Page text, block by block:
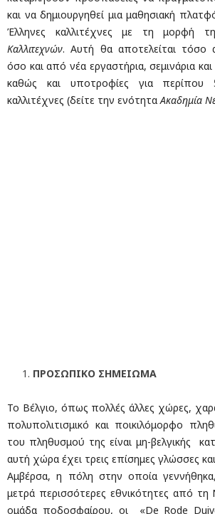
και να δημιουργηθεί μια μαθησιακή
Έλληνες καλλιτέχνες με τη μορφή
Καλλιτεχνών. Αυτή θα αποτελείται
όσο και από νέα εργαστήρια, σεμινάρια και
καθώς και υποτροφίες για περίπου
καλλιτέχνες (δείτε την ενότηταΑκαδημία
ΠΡΟΣΩΠΙΚΟ ΣΗΜΕΙΩΜΑ
Το Βέλγιο, όπως πολλές άλλες χώρες,
πολυπολιτισμικό και ποικιλόμορφο
του πληθυσμού της είναι μη-βελγικής
αυτή χώρα έχει τρεις επίσημες γλώσσες
Αμβέρσα, η πόλη στην οποία
μετρά περισσότερες εθνικότητες από τη
ομάδα ποδοσφαίρου, οι «De Rode